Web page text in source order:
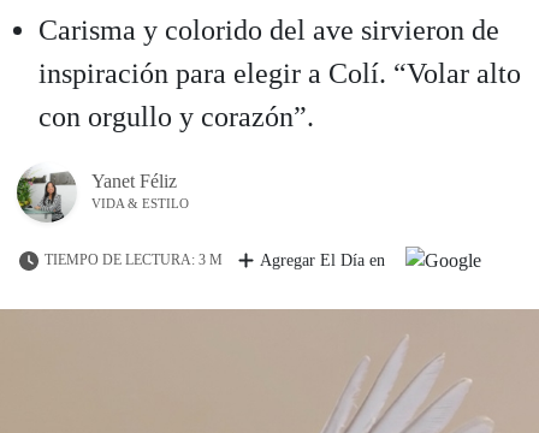
Carisma y colorido del ave sirvieron de
inspiración para elegir a Colí. “Volar alto
con orgullo y corazón”.
Yanet Féliz
VIDA & ESTILO
TIEMPO DE LECTURA: 3 M Agregar El Día en